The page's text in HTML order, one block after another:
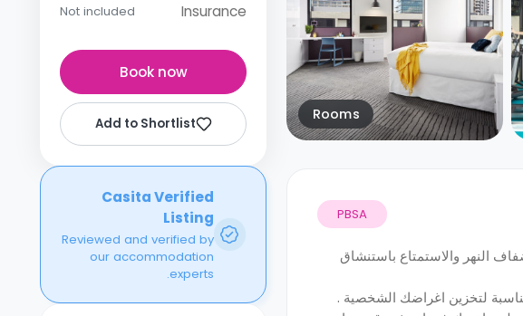
Rooms
PBSA
النهر والاستمتاع باستنشاق
مناسبة لتخزين اغراضك الشخصية .
Insurance
Not included
Book now
Add to Shortlist
Casita Verified
Listing
Reviewed and verified by
our accommodation
experts.